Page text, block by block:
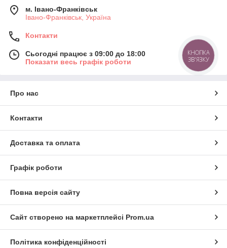
м. Івано-Франківськ
Івано-Франківськ, Україна
Контакти
Сьогодні працює з 09:00 до 18:00
Показати весь графік роботи
Про нас
Контакти
Доставка та оплата
Графік роботи
Повна версія сайту
Сайт створено на маркетплейсі Prom.ua
Політика конфіденційності
КНОПКА
ЗВ'ЯЗКУ